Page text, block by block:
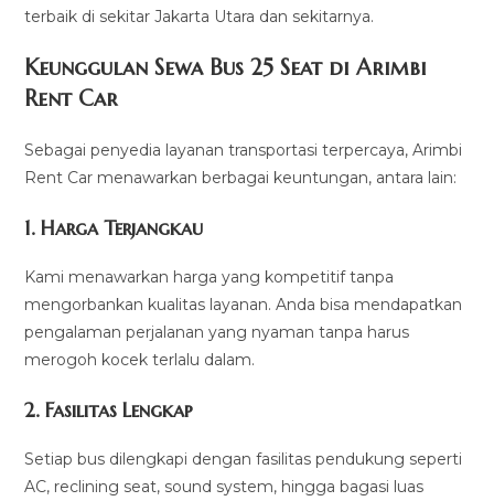
terbaik di sekitar Jakarta Utara dan sekitarnya.
Keunggulan Sewa Bus 25 Seat di Arimbi
Rent Car
Sebagai penyedia layanan transportasi terpercaya, Arimbi
Rent Car menawarkan berbagai keuntungan, antara lain:
1.Harga Terjangkau
Kami menawarkan harga yang kompetitif tanpa
mengorbankan kualitas layanan. Anda bisa mendapatkan
pengalaman perjalanan yang nyaman tanpa harus
merogoh kocek terlalu dalam.
2.Fasilitas Lengkap
Setiap bus dilengkapi dengan fasilitas pendukung seperti
AC, reclining seat, sound system, hingga bagasi luas